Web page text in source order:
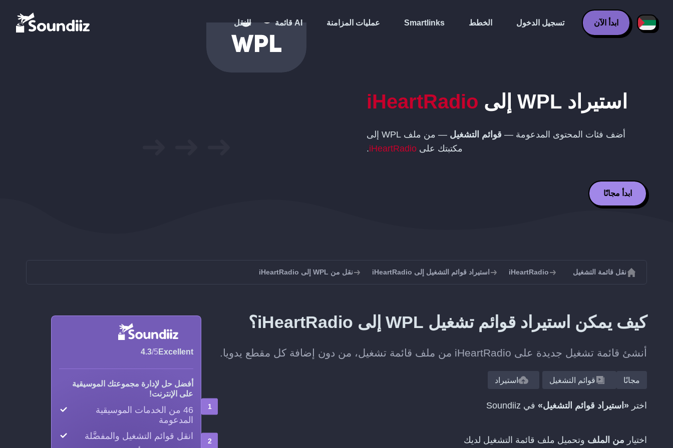
النقل قائمة AI عمليات المزامنة Smartlinks الخطط تسجيل الدخول ابدأ الآن
استيراد WPL إلى iHeartRadio
أضف فئات المحتوى المدعومة — قوائم التشغيل — من ملف WPL إلى
مكتبتك على iHeartRadio
.
ابدأ مجانًا
نقل قائمة التشغيل iHeartRadio استيراد قوائم التشغيل إلى iHeartRadio نقل من WPL إلى iHeartRadio
كيف يمكن استيراد قوائم تشغيل WPL إلى iHeartRadio؟
أنشئ قائمة تشغيل جديدة على iHeartRadio من ملف قائمة تشغيل، من دون إضافة كل مقطع يدويا.
مجانًا قوائم التشغيل استيراد
اختر «استيراد قوائم التشغيل» في Soundiiz
اختيار من الملف وتحميل ملف قائمة التشغيل لديك
Excellent
4.3/5
أفضل حل لإدارة مجموعتك الموسيقية
على الإنترنت!
46 من الخدمات الموسيقية
المدعومة
انقل قوائم التشغيل والمفضَّلة